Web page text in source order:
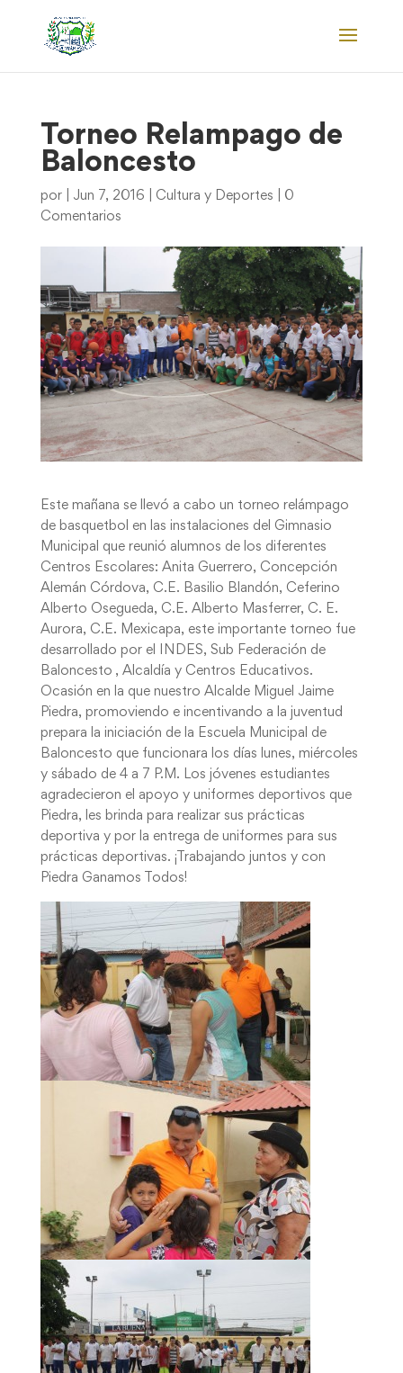
Torneo Relampago de
Baloncesto
por Jun 7, 2016 Cultura y Deportes
0
Comentarios
Este mañana se llevó a cabo un torneo relámpago
de basquetbol en las instalaciones del Gimnasio
Municipal que reunió alumnos de los diferentes
Centros Escolares: Anita Guerrero, Concepción
Alemán Córdova, C.E. Basilio Blandón, Ceferino
Alberto Osegueda, C.E. Alberto Masferrer, C. E.
Aurora, C.E. Mexicapa, este importante torneo fue
desarrollado por el INDES, Sub Federación de
Baloncesto , Alcaldía y Centros Educativos.
Ocasión en la que nuestro Alcalde Miguel Jaime
Piedra, promoviendo e incentivando a la juventud
prepara la iniciación de la Escuela Municipal de
Baloncesto que funcionara los días lunes, miércoles
y sábado de 4 a 7 P.M. Los jóvenes estudiantes
agradecieron el apoyo y uniformes deportivos que
Piedra, les brinda para realizar sus prácticas
deportiva y por la entrega de uniformes para sus
prácticas deportivas. ¡Trabajando juntos y con
Piedra Ganamos Todos!